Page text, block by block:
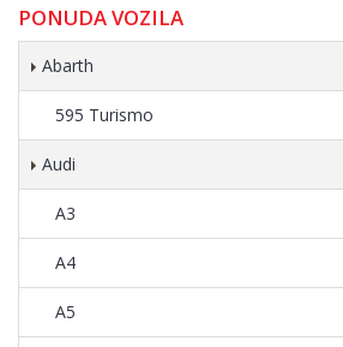
PONUDA VOZILA
Abarth
595 Turismo
Audi
A3
A4
A5